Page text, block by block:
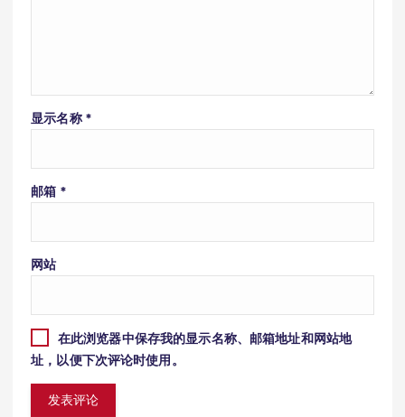
显示名称 *
邮箱 *
网站
在此浏览器中保存我的显示名称、邮箱地址和网站地
址，以便下次评论时使用。